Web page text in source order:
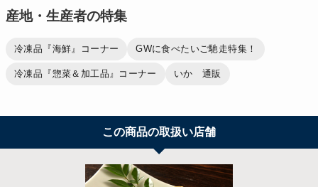
産地・生産者の特集
冷凍品『海鮮』コーナー GWに食べたいご馳走特集！
冷凍品『惣菜＆加工品』コーナー いか 通販
この商品の取扱い店舗